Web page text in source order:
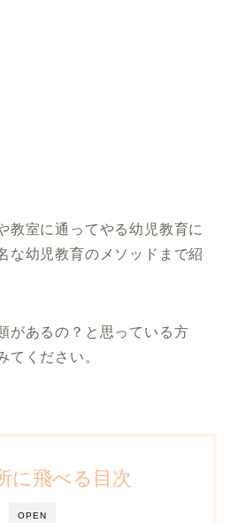
教室に通ってやる幼児教育に
な幼児教育のメソッドまで紹
があるの？と思っている方
てください。
OPEN
に飛べる目次